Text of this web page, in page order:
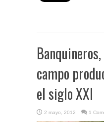
campo
el siglo XXI
2 mayo, 2012 1